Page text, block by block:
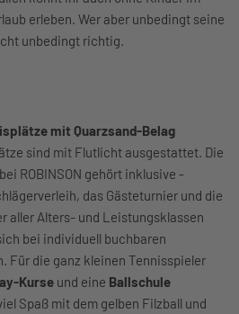
erleben. Wer aber unbedingt seine
unbedingt richtig.
mit Quarzsand-Belag
sind mit Flutlicht ausgestattet. Die
ROBINSON gehört inklusive -
das Gästeturnier und die
aller Alters- und Leistungsklassen
bei individuell buchbaren
Für die ganz kleinen Tennisspieler
Kurse und eine Ballschule
Spaß mit dem gelben Filzball und